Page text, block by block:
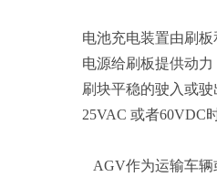
电池充电装置由刷
电源给刷板提供动
刷块平稳的驶入或
25VAC 或者60VDC
AGV作为运输车辆